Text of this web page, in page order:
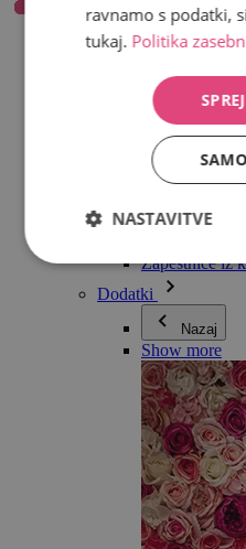
Vse v
Uhani
Zapestnice
Ogrlice
Kolekcija
Nakit za pare
Zapestnice iz
Dodatki
Nazaj
Show more
ravnamo s podatki,
tukaj. Politika
NASTAVITVE